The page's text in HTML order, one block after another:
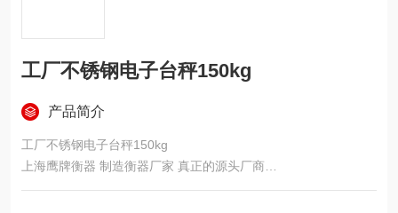
工厂不锈钢电子台秤150kg
产品简介
工厂不锈钢电子台秤150kg
上海鹰牌衡器 制造衡器厂家 真正的源头厂商
全面的衡器器材，满足你所有的称重需求！